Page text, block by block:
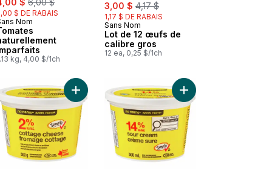
$ 6,00 $
$ DE RABAIS
Nom
kg, 4,00 $/1ch
sale:
3,00 $ , formerly:
4,17 $
1,17 $ DE RABAIS
Préparé au Canada
Sans Nom
Lot de 12 œufs de
calibre gros
12 ea, 0,25 $/1ch
dans de l’eau au panier
pâle émietté emballé dans de l’eau au panier
Ajouter Fromage cottage au panierAjouter Crème sure